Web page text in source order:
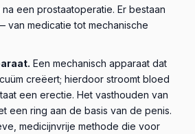
een prostaatoperatie. Er bestaan
van medicatie tot mechanische
Een mechanisch apparaat dat
creëert; hierdoor stroomt bloed
een erectie. Het vasthouden van
een ring aan de basis van de penis.
medicijnvrije methode die voor